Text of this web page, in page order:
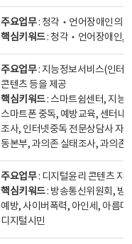
주요업무: 청각‧언어장애인의
핵심키워드: 청각‧언어장애인,
주요업무: 지능정보서비스(인터
콘텐츠 등을 제공
핵심키워드: 스마트쉼센터, 지능
스마트폰 중독, 예방교육, 센터내
조사, 인터넷중독 전문상담사 자
동본부, 과의존 실태조사, 과의존
주요업무: 디지털윤리 콘텐츠 지
핵심키워드: 방송통신위원회, 방
예방, 사이버폭력, 아인세, 아름
디지털시민